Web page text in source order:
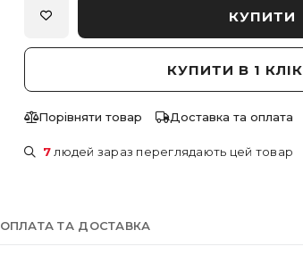
КУПИТИ
КУПИТИ В 1 КЛІК
Порівняти товар Доставка та оплата
7 людей зараз переглядають цей товар
ОПЛАТА ТА ДОСТАВКА